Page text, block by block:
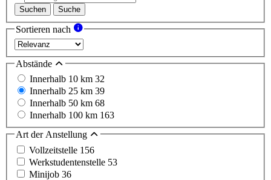
Suchen Suche
Sortieren nach
Abstände
Innerhalb 10 km 32
Innerhalb 25 km 39
Innerhalb 50 km 68
Innerhalb 100 km 163
Art der Anstellung
Vollzeitstelle 156
Werkstudentenstelle 53
Minijob 36